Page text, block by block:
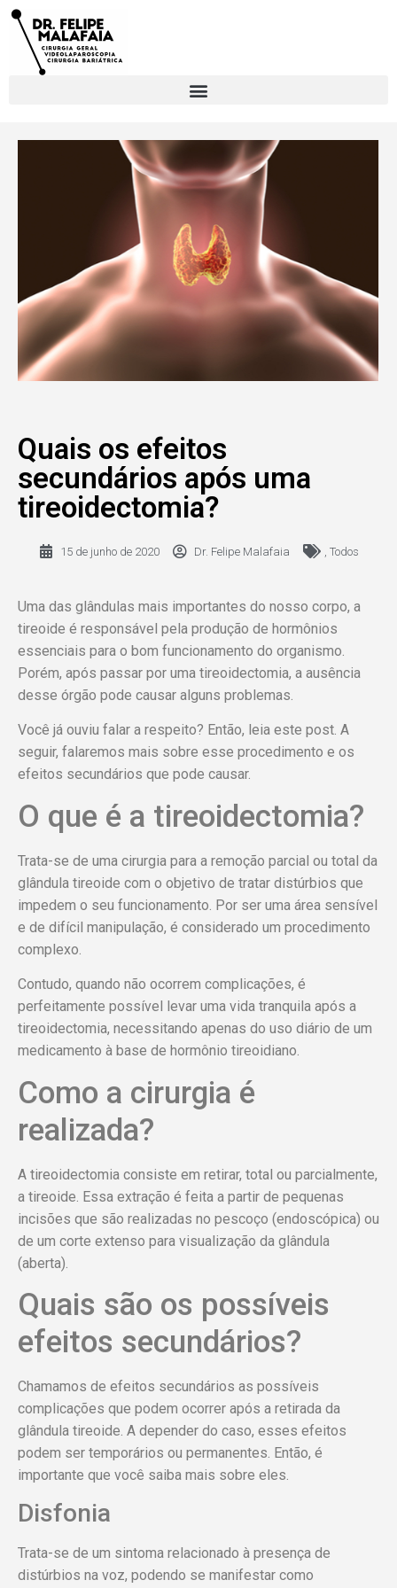
Quais os efeitos
secundários após uma
tireoidectomia?
15 de junho de 2020 Dr. Felipe Malafaia Todos
Uma das glândulas mais importantes do nosso corpo, a
tireoide é responsável pela produção de hormônios
essenciais para o bom funcionamento do organismo.
Porém, após passar por uma tireoidectomia, a ausência
desse órgão pode causar alguns problemas.
Você já ouviu falar a respeito? Então, leia este post. A
seguir, falaremos mais sobre esse procedimento e os
efeitos secundários que pode causar.
O que é a tireoidectomia?
Trata-se de uma cirurgia para a remoção parcial ou total da
glândula tireoide com o objetivo de tratar distúrbios que
impedem o seu funcionamento. Por ser uma área sensível
e de difícil manipulação, é considerado um procedimento
complexo.
Contudo, quando não ocorrem complicações, é
perfeitamente possível levar uma vida tranquila após a
tireoidectomia, necessitando apenas do uso diário de um
medicamento à base de hormônio tireoidiano.
Como a cirurgia é
realizada?
A tireoidectomia consiste em retirar, total ou parcialmente,
a tireoide. Essa extração é feita a partir de pequenas
incisões que são realizadas no pescoço (endoscópica) ou
de um corte extenso para visualização da glândula
(aberta).
Quais são os possíveis
efeitos secundários?
Chamamos de efeitos secundários as possíveis
complicações que podem ocorrer após a retirada da
glândula tireoide. A depender do caso, esses efeitos
podem ser temporários ou permanentes. Então, é
importante que você saiba mais sobre eles.
Disfonia
Trata-se de um sintoma relacionado à presença de
distúrbios na voz, podendo se manifestar como